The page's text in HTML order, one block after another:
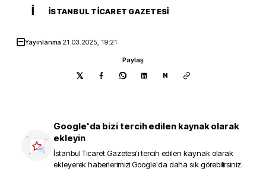
İ İSTANBUL TICARET GAZETESI
Yayınlanma 21.03.2025, 19:21
Paylaş
N
Google'da bizi tercih edilen kaynak olarak
ekleyin
İstanbul Ticaret Gazetesi'i tercih edilen kaynak olarak
ekleyerek haberlerimizi Google'da daha sık görebilirsiniz.